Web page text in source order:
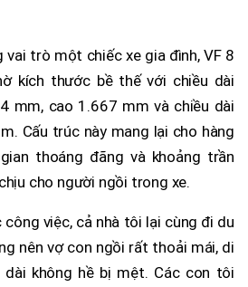
vai trò một chiếc xe gia đình, VF 8
kích thước bề thế với chiều dài
mm, cao 1.667 mm và chiều dài
Cấu trúc này mang lại cho hàng
thoáng đãng và khoảng trần
cho người ngồi trong xe.
công việc, cả nhà tôi lại cùng đi du
nên vợ con ngồi rất thoải mái, di
dài không hề bị mệt. Các con tôi